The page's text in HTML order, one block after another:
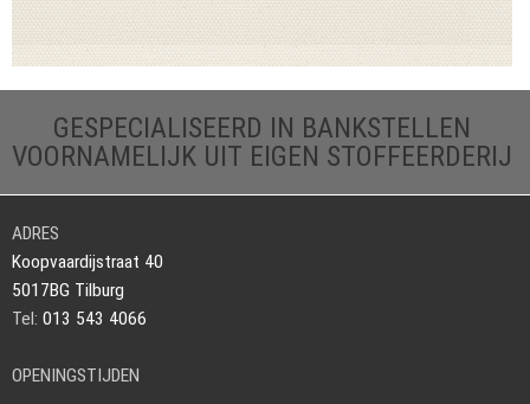
GESPECIALISEERD IN BANKSTELLEN
VOORNAMELIJK UIT EIGEN STOFFEERDERIJ
ADRES
Koopvaardijstraat 40
5017BG Tilburg
Tel: 013 543 4066
OPENINGSTIJDEN